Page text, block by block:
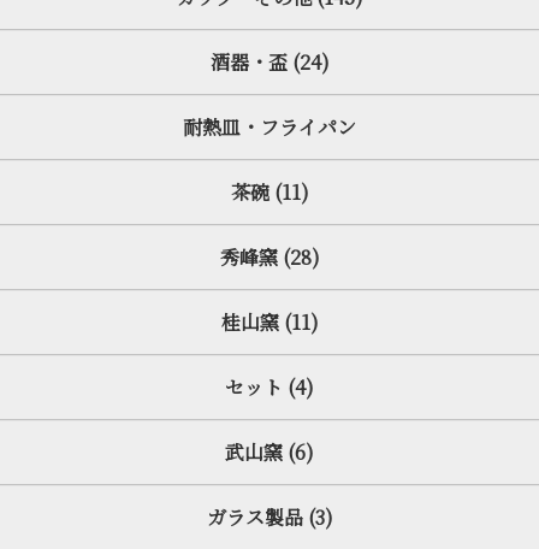
酒器・盃 (24)
耐熱皿・フライパン
茶碗 (11)
秀峰窯 (28)
桂山窯 (11)
セット (4)
武山窯 (6)
ガラス製品 (3)